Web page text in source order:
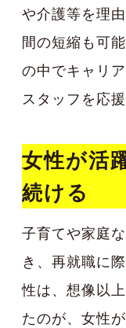
や介護等を理
間の短縮も可
の中でキャリ
スタッフを応
女性が活
続ける
子育てや家庭
き、再就職に
性は、想像以
たのが、女性